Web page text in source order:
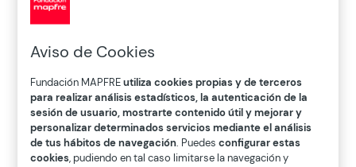
zumba. La clase hoy está repleta de mujeres
unos quilos de más, pasando un buen rato.
También hay un chaval de más de veinte
años, un poco entrado en carnes.
– ¡Venga, chicas! ¡Uno, dos, tres, uno, dos, tres!
Aviso de Cookies
Fundación MAPFREutiliza cookies propias y de terceros
para realizar análisis estadísticos, la autenticación de la
sesión de usuario, mostrarte contenido útil y mejorar y
personalizar determinados servicios mediante el análisis
de tus hábitos de navegación. Puedesconfigurar estas
cookies, pudiendo en tal caso limitarse la navegación y